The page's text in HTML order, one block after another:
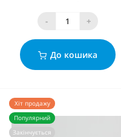
- +
До кошика
Хіт продажу
Популярний
Закінчується